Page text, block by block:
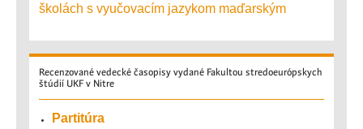
školách s vyučovacím jazykom maďarským
Recenzované vedecké časopisy vydané Fakultou stredoeurópskych
štúdií UKF v Nitre
Partitúra